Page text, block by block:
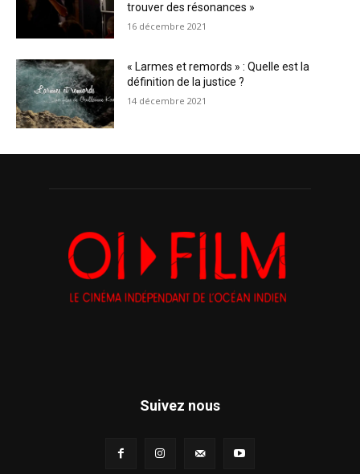
trouver des résonances »
16 décembre 2021
« Larmes et remords » : Quelle est la
définition de la justice ?
14 décembre 2021
Suivez nous